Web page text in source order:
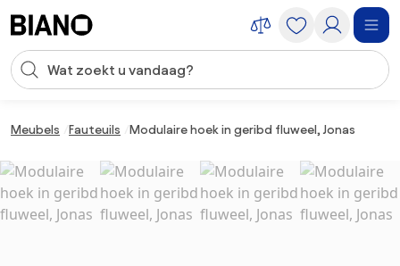
Zoekopdracht invoeren
Meubels Fauteuils Modulaire hoek in geribd fluweel, Jonas